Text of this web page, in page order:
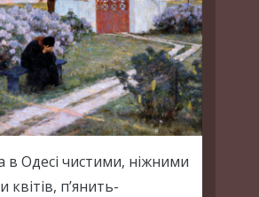
в Одесі чистими, ніжними
квітів, п’янить-